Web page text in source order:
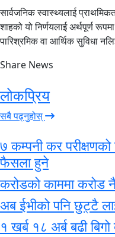
सार्वजनिक स्वास्थ्यलाई
शाहको यो निर्णयलाई अर्थपूर्ण
पारिश्रमिक वा आर्थिक सुविधा
Share News
लोकप्रिय
सबै पढ्नुहोस्
७ कम्पनी कर परीक्षणको
फैसला हुने
करोडको काममा करोड
अब ईभीको पनि छुट्टै
१ खर्ब १८ अर्ब बढी